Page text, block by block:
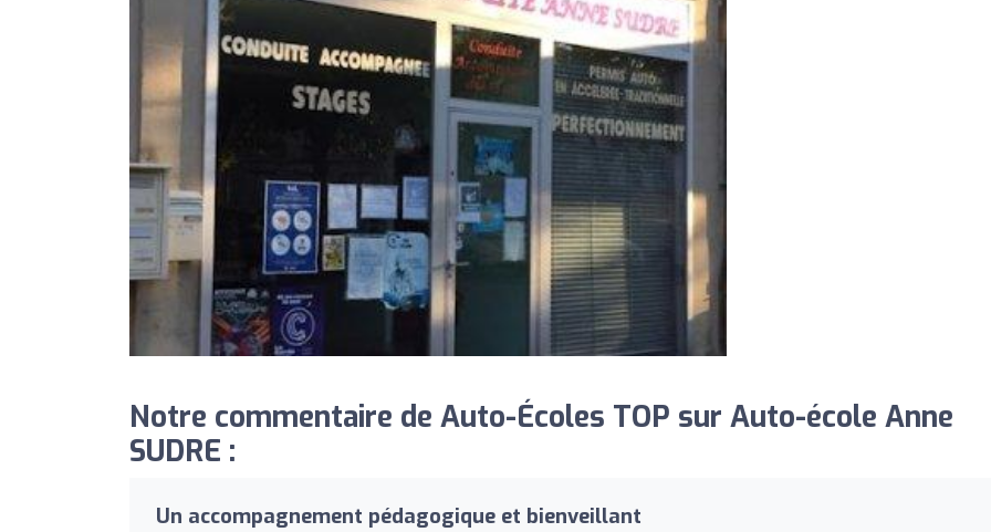
Notre commentaire de Auto-Écoles TOP sur Auto-école Anne
SUDRE :
Un accompagnement pédagogique et bienveillant